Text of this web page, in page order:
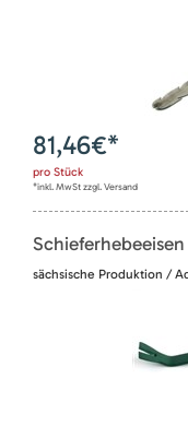
81,46€*
pro Stück
*inkl. MwSt zzgl. Versand
sächsische Produktion /